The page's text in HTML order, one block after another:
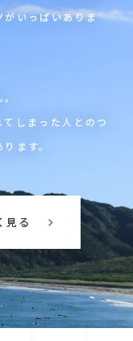
がいっぱいありま
しまった人とのつ
ます。
見る